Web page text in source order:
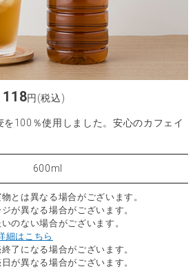
118円(税込)
を100％使用しました。安心のカフェイ
600ml
とは異なる場合がございます。
が異なる場合がございます。
のない場合がございます。
細はこちら
了になる場合がございます。
が異なる場合がございます。